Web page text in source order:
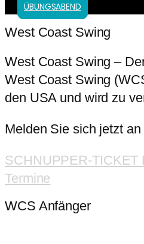
ÜBUNGSABEND
West Coast Swing
West Coast Swing –
West Coast Swing
den USA und wird zu
Melden Sie sich jetzt
SCHNUPPER-TICKET
Termine
WCS Anfänger